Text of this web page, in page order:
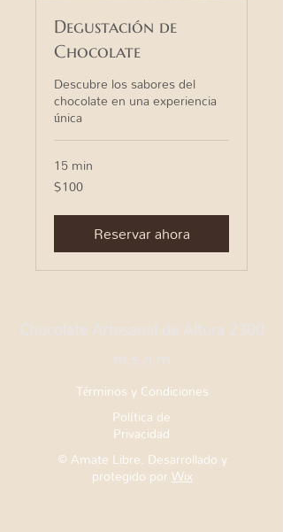
Degustación de
Chocolate
Descubre los sabores del
chocolate en una experiencia
única
15 min
100
pesos
$100
Reservar ahora
Términos y Condiciones
Política de
Privacidad
© Amate Libre. Desarrollado y
protegido porWix